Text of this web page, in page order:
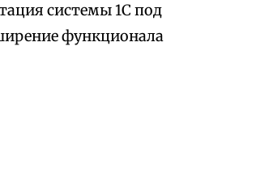
системы 1С под
функционала